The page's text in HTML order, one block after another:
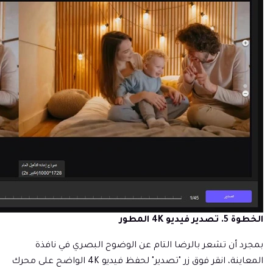
الخطوة 5. تصدير فيديو 4K المطور
بمجرد أن تشعر بالرضا التام عن الوضوح البصري في نافذة
المعاينة، انقر فوق زر "تصدير" لحفظ فيديو 4K الواضح على محرك